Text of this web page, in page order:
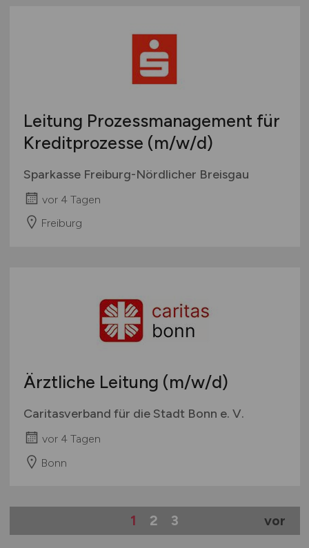
Leitung Prozessmanagement für
Kreditprozesse (m/w/d)
Sparkasse Freiburg-Nördlicher Breisgau
vor 4 Tagen
Freiburg
Ärztliche Leitung (m/w/d)
Caritasverband für die Stadt Bonn e. V.
vor 4 Tagen
Bonn
1 2 3 vor